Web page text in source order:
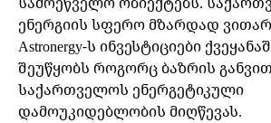
ენერგიის სფერო მზარდად
Astronergy-ს ინვესტიციები
შეუწყობს როგორც ბაზრის
საქართველოს ენერგეტიკული
დამოუკიდებლობის მიღწევას.